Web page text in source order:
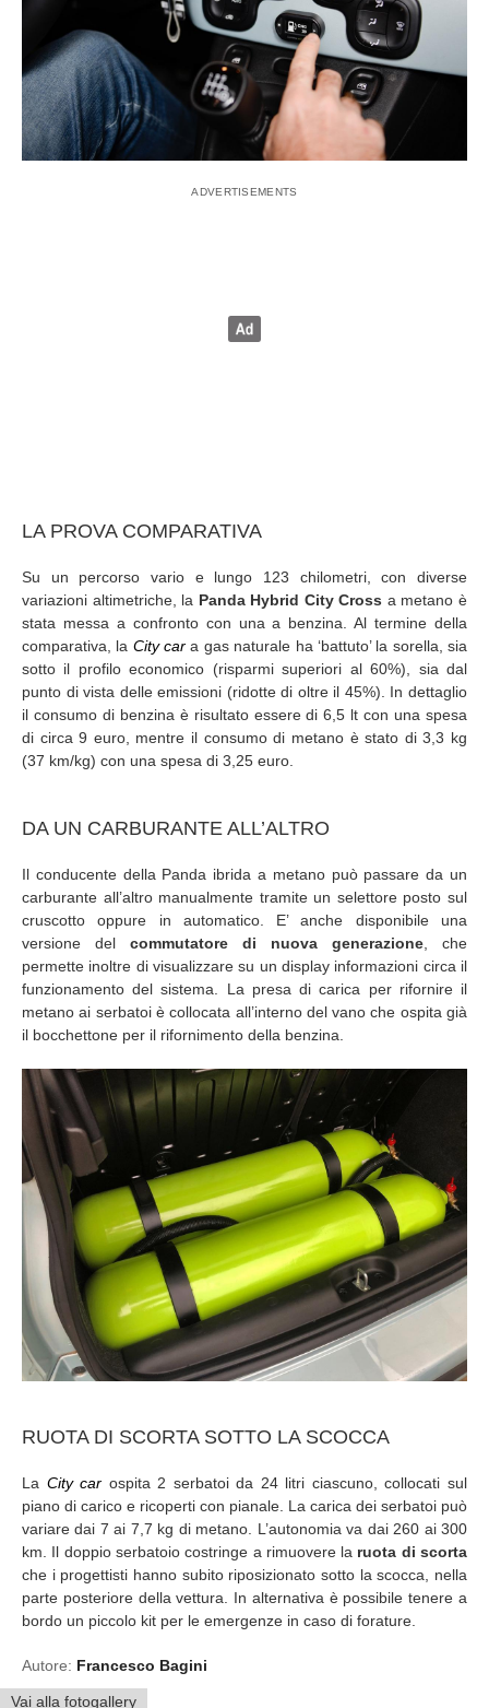
LA PROVA COMPARATIVA
Su un percorso vario e lungo 123 chilometri, con diverse
variazioni altimetriche, la Panda Hybrid City Cross a metano è
stata messa a confronto con una a benzina. Al termine della
comparativa, la City car a gas naturale ha ‘battuto’ la sorella, sia
sotto il profilo economico (risparmi superiori al 60%), sia dal
punto di vista delle emissioni (ridotte di oltre il 45%). In dettaglio
il consumo di benzina è risultato essere di 6,5 lt con una spesa
di circa 9 euro, mentre il consumo di metano è stato di 3,3 kg
(37 km/kg) con una spesa di 3,25 euro.
DA UN CARBURANTE ALL’ALTRO
Il conducente della Panda ibrida a metano può passare da un
carburante all’altro manualmente tramite un selettore posto sul
cruscotto oppure in automatico. E’ anche disponibile una
versione del commutatore di nuova generazione , che
permette inoltre di visualizzare su un display informazioni circa il
funzionamento del sistema. La presa di carica per rifornire il
metano ai serbatoi è collocata all’interno del vano che ospita già
il bocchettone per il rifornimento della benzina.
RUOTA DI SCORTA SOTTO LA SCOCCA
La City car ospita 2 serbatoi da 24 litri ciascuno, collocati sul
piano di carico e ricoperti con pianale. La carica dei serbatoi può
variare dai 7 ai 7,7 kg di metano. L’autonomia va dai 260 ai 300
km. Il doppio serbatoio costringe a rimuovere la ruota di scorta
che i progettisti hanno subito riposizionato sotto la scocca, nella
parte posteriore della vettura. In alternativa è possibile tenere a
bordo un piccolo kit per le emergenze in caso di forature.
Autore: Francesco Bagini
Vai alla fotogallery